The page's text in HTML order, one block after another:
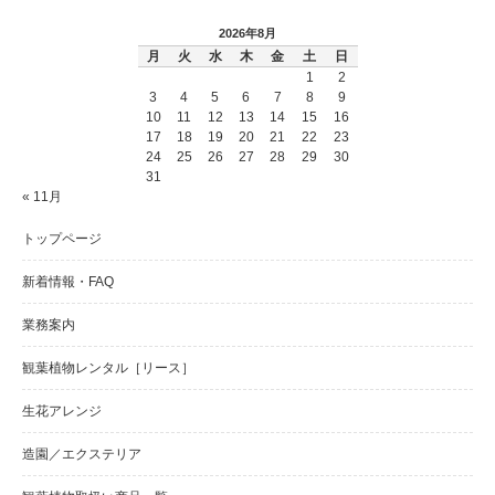
2026年8月
月 火 水 木 金 土
日
1
2
3
4 5 6 7 8
9
10
11 12 13 14 15
16
17
18 19 20 21 22
23
24
25 26 27 28 29
30
31
« 11月
トップページ
新着情報・FAQ
業務案内
観葉植物レンタル［リース］
生花アレンジ
造園／エクステリア